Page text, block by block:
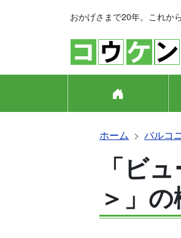
おかげさまで20年。これか
ホーム バルコ
「ビ
＞」